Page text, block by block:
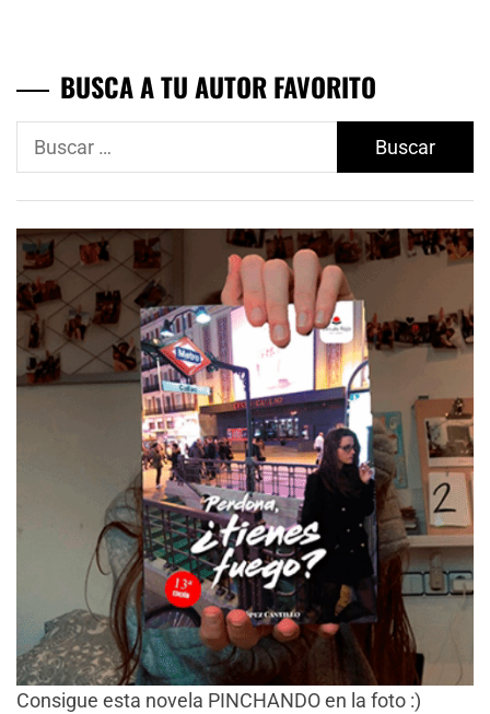
BUSCA A TU AUTOR FAVORITO
Buscar:
Consigue esta novela PINCHANDO en la foto :)